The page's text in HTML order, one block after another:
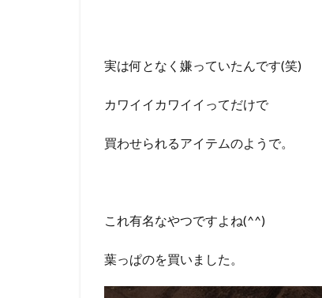
実は何となく嫌っていたんです(笑)
カワイイカワイイってだけで
買わせられるアイテムのようで。
これ有名なやつですよね(^^)
葉っぱのを買いました。